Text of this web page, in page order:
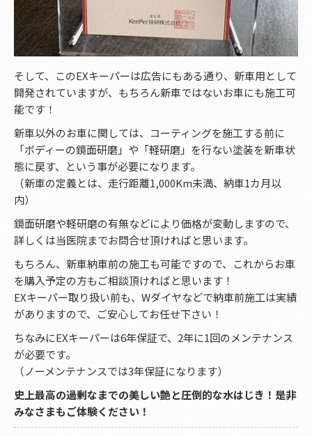
そして、このEXキーパーは広告にもある通り、新車用として
開発されていますが、もちろん新車ではないお車にも施工可
能です！
新車以外のお車に関しては、コーティングを施工する前に
「ボディーの鏡面研磨」や「軽研磨」を行ない塗装を新車状
態に戻す、という事が必要になります。
（新車の定義とは、走行距離1,000Km未満、納車1カ月以
内）
鏡面研磨や軽研磨の有無などにより価格が変動しますので、
詳しくは当医院までお問合せ頂ければと思います。
もちろん、新車納車前の施工も可能ですので、これからお車
を購入予定の方もご相談頂ければと思います！
EXキーパー取り扱い前も、Wダイヤなどで納車前施工は実績
がありますので、ご安心してお任せ下さい！
ちなみにEXキーパーは6年保証で、2年に1回のメンテナンス
が必要です。
（ノーメンテナンスでは3年保証になります）
史上最高の過剰なまでの美しい艶と圧倒的な水はじき！是非
みなさまもご体験ください！